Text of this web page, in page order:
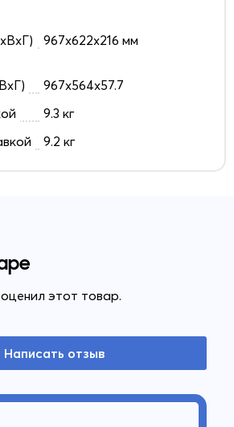
967x622x216 мм
967x564x57.7
9.3 кг
9.2 кг
этот товар.
Написать отзыв